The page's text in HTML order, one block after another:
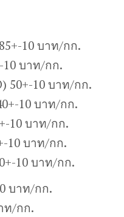
10 บาท/กก.
10 บาท/กก.
50+-10 บาท/กก.
10 บาท/กก.
10 บาท/กก.
10 บาท/กก.
10 บาท/กก.
บาท/กก.
ท/กก.